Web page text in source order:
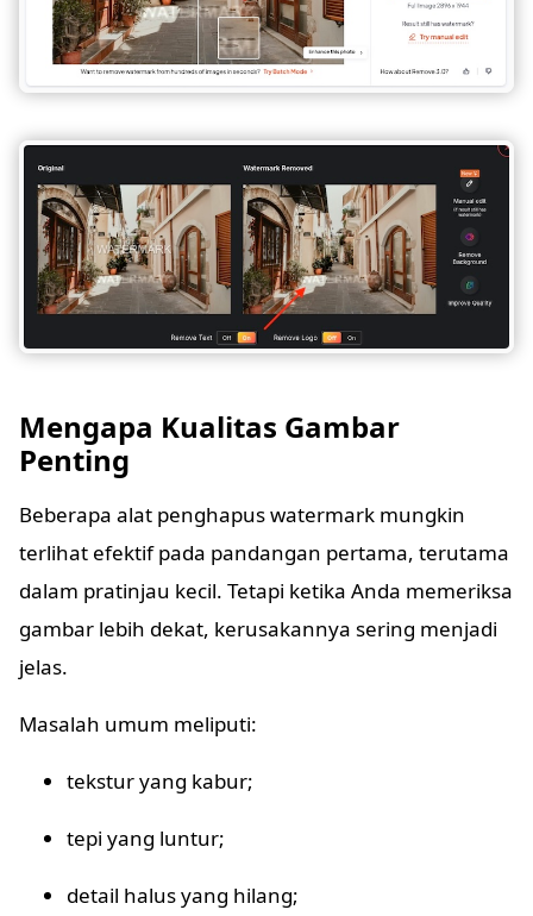
Mengapa Kualitas Gambar
Penting
Beberapa alat penghapus watermark mungkin
terlihat efektif pada pandangan pertama, terutama
dalam pratinjau kecil. Tetapi ketika Anda memeriksa
gambar lebih dekat, kerusakannya sering menjadi
jelas.
Masalah umum meliputi:
tekstur yang kabur;
tepi yang luntur;
detail halus yang hilang;